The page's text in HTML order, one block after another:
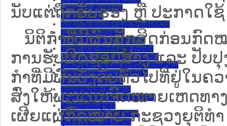
ກະຊວງ ປ້ອງກັນປະເທດ
ກະຊວງ ພາຍໃນ
ກະຊວງ ວັດທະນະທຳ ແລະ ການທ່ອງທ່ຽວ
ກະຊວງ ສາທາລະນະສຸກ
ກະຊວງ ສຶກສາທິການ ແລະ ກິລາ
ກະຊວງ ອຸດສາຫະກຳ ແລະ ການຄ້າ
ກະຊວງ ເຕັກໂນໂລຊີ ແລະ ການສື່ສານ
ກະຊວງ ແຮງງານ ແລະ ສະຫວັດດີການສັງຄົມ
ກະຊວງ ໂຍທາທິການ ແລະ ຂົນສົ່ງ
ຄະນະຈັດຕັ້ງສູນກາງພັກ
ທະນາຄານແຫ່ງ ສປປ ລາວ
ສະຫະພັນນັກຮົບເກົ່າແຫ່ງຊາດລາວ
ສານປະຊາຊົນສູງສຸດ
ສູນກາງ ສະຫະພັນແມ່ຍິງລາວ
ສູນກາງ ແນວລາວສ້າງຊາດ
ນັບແຕ່ຖືກຮັບຮອງ ຫຼື ປະກາດໃຊ້
ນິ​ຕິ​ກຳ​ທີ່​ມີ​ຜົນ​ສັກ​ສິດ​ກ່ອນ​ກົດ​ໝ
ການ​ຮັບ​ຜິດ​ຊອບ​ສ້າງ ແລະ ປັບ​
ກໍາທີ່ມີຜົນບັງຄັບທົ່ວໄປທີ່ຢູ່ໃນຄ
ສົ່ງໃຫ້​ພະແນກຈົດ​ໝາຍ​ເຫດ​ທາ
ເຜີຍແຜ່ກົດໝາຍ ກະຊວງຍຸຕິທໍ